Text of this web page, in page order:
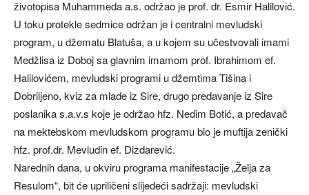
životopisa Muhammeda a.s. održao je prof. dr. Esmir Halilović.
U toku protekle sedmice održan je i centralni mevludski
program, u džematu Blatuša, a u kojem su učestvovali imami
Medžlisa iz Doboj sa glavnim imamom prof. Ibrahimom ef.
Halilovićem, mevludski programi u džemtima Tišina i
Dobriljeno, kviz za mlade iz Sire, drugo predavanje iz Sire
poslanika s.a.v.s koje je održao hfz. Nedim Botić, a predavač
na mektebskom mevludskom programu bio je muftija zenički
hfz. prof.dr. Mevludin ef. Dizdarević.
Narednih dana, u okviru programa manifestacije „Želja za
Resulom“, bit će upriličeni slijedeći sadržaji: mevludski